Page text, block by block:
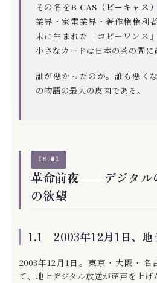
その名をB-CAS（ビーキャス
業界・家電業界・著作権権利
末に生まれた「コピーワンス
小さなカードは日本の茶の間に
誰が悪かったのか。誰も悪く
の物語の最大の皮肉である。
CH.01
革命前夜——デジタル
の欲望
1.1 2003年12月1日、地
2003年12月1日。東京・大阪・名
て、地上デジタル放送が産声を上げ